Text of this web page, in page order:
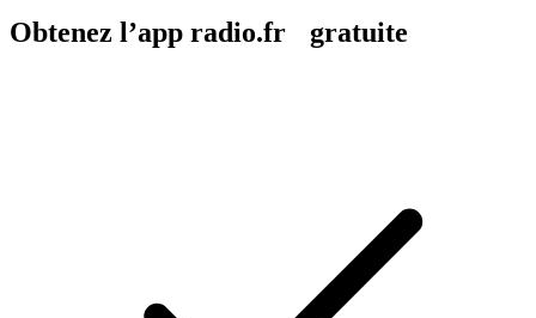
Obtenez l’app radio.fr gratuite